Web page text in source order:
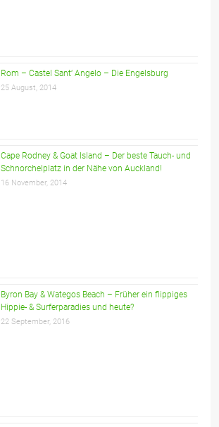
Rom – Castel Sant‘ Angelo – Die Engelsburg
25 August, 2014
Cape Rodney & Goat Island – Der beste Tauch- und
Schnorchelplatz in der Nähe von Auckland!
16 November, 2014
Byron Bay & Wategos Beach – Früher ein flippiges
Hippie- & Surferparadies und heute?
22 September, 2016